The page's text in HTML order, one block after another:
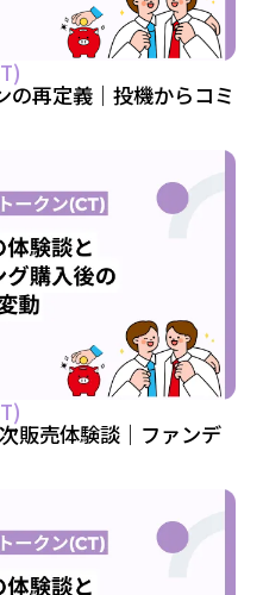
の再定義｜投機からコミ
販売体験談｜ファンデ